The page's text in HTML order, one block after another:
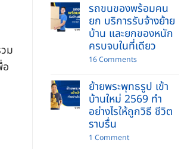
ม
on
บริการ
ขน
ย้าย
โซฟา
ย้าย
เฟอร์นิเจอร์
ปลอดภัย
ไร้
รอย
ขีด
ข่วน
รถขนของพร้อมคน
ยก บริการรับจ้างย้าย
บ้าน และยกของหนัก
ครบจบในที่เดียว
16 Commentson
ของ
พร้อม
คนยก
บริการ
รับจ้าง
ย้ายพระพุทธรูป เข้า
บ้านใหม่ 2569 ทำ
อย่างไรให้ถูกวิธี ชีวิต
ราบรื่น
1 Commenton